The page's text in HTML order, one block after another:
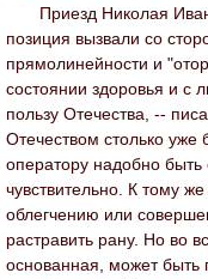
Приезд Николая
позиция вызвали со
прямолинейности и
состоянии здоровья и с
пользу Отечества, --
Отечеством столько
оператору надобно
чувствительно. К тому
облегчению или
растравить рану. Но во
основанная, может быть